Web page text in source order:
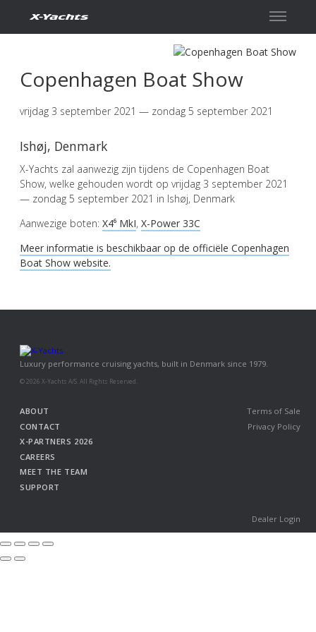
Copenhagen Boat Show
vrijdag 3 september 2021 — zondag 5 september 2021
Ishøj, Denmark
X-Yachts zal aanwezig zijn tijdens de Copenhagen Boat
Show, welke gehouden wordt op vrijdag 3 september 2021
— zondag 5 september 2021 in Ishøj, Denmark
Aanwezige boten: X4⁶ MkI, X-Power 33C
Meer informatie is beschikbaar op de officiële Copenhagen
Boat Show website.
Luxury performance cruising yachts, built in Denmark since 1979.
© 2026 X-Yachts A/S. All Rights Reserved.
ABOUT
CONTACT
X-PARTNERS 2026
CAREERS
MEET THE TEAM
SUPPORT
Dealer Login
Terms of Sale
Privacy Policy